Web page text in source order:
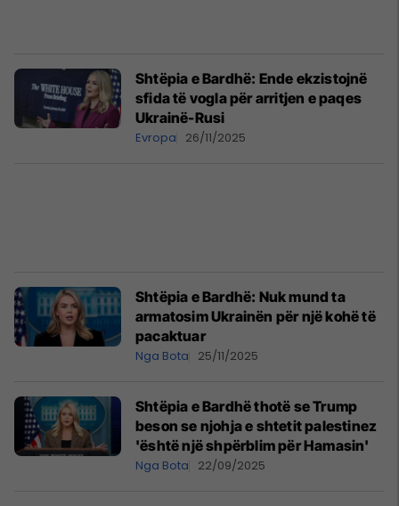
Shtëpia e Bardhë: Ende ekzistojnë
sfida të vogla për arritjen e paqes
Ukrainë-Rusi
Evropa 26/11/2025
Shtëpia e Bardhë: Nuk mund ta
armatosim Ukrainën për një kohë të
pacaktuar
Nga Bota 25/11/2025
Shtëpia e Bardhë thotë se Trump
beson se njohja e shtetit palestinez
'është një shpërblim për Hamasin'
Nga Bota 22/09/2025